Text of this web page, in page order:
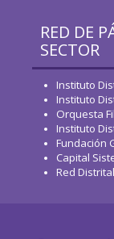
RED DE
SECTOR
Instituto
Instituto
Orquesta
Instituto
Fundación
Capital
Red